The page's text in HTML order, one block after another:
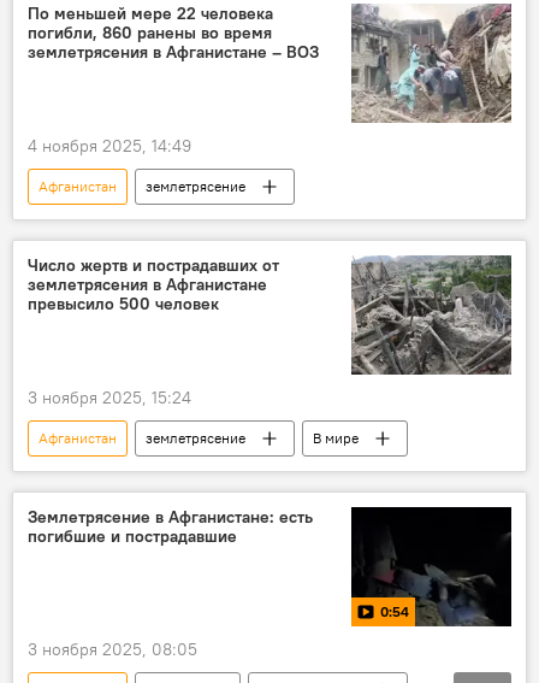
По меньшей мере 22 человека
погибли, 860 ранены во время
землетрясения в Афганистане – ВОЗ
4 ноября 2025, 14:49
Афганистан землетрясение
Число жертв и пострадавших от
землетрясения в Афганистане
превысило 500 человек
3 ноября 2025, 15:24
Афганистан землетрясение В мире
Землетрясение в Афганистане: есть
погибшие и пострадавшие
0:54
3 ноября 2025, 08:05